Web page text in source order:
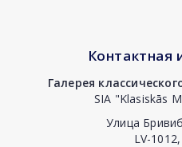
Галерея
SIA "Klasiskās
Улица
LV-